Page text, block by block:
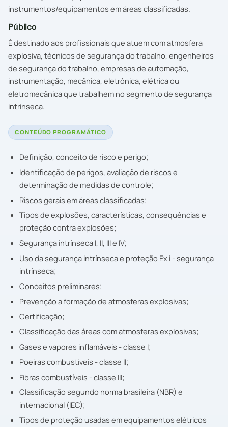
instrumentos/equipamentos em áreas classificadas.
Público
É destinado aos profissionais que atuem com atmosfera
explosiva, técnicos de segurança do trabalho, engenheiros
de segurança do trabalho, empresas de automação,
instrumentação, mecânica, eletrônica, elétrica ou
eletromecânica que trabalhem no segmento de segurança
intrínseca.
CONTEÚDO PROGRAMÁTICO
Definição, conceito de risco e perigo;
Identificação de perigos, avaliação de riscos e
determinação de medidas de controle;
Riscos gerais em áreas classificadas;
Tipos de explosões, características, consequências e
proteção contra explosões;
Segurança intrínseca I, II, III e IV;
Uso da segurança intrínseca e proteção Ex i - segurança
intrínseca;
Conceitos preliminares;
Prevenção a formação de atmosferas explosivas;
Certificação;
Classificação das áreas com atmosferas explosivas;
Gases e vapores inflamáveis - classe I;
Poeiras combustíveis - classe II;
Fibras combustíveis - classe III;
Classificação segundo norma brasileira (NBR) e
internacional (IEC);
Tipos de proteção usadas em equipamentos elétricos